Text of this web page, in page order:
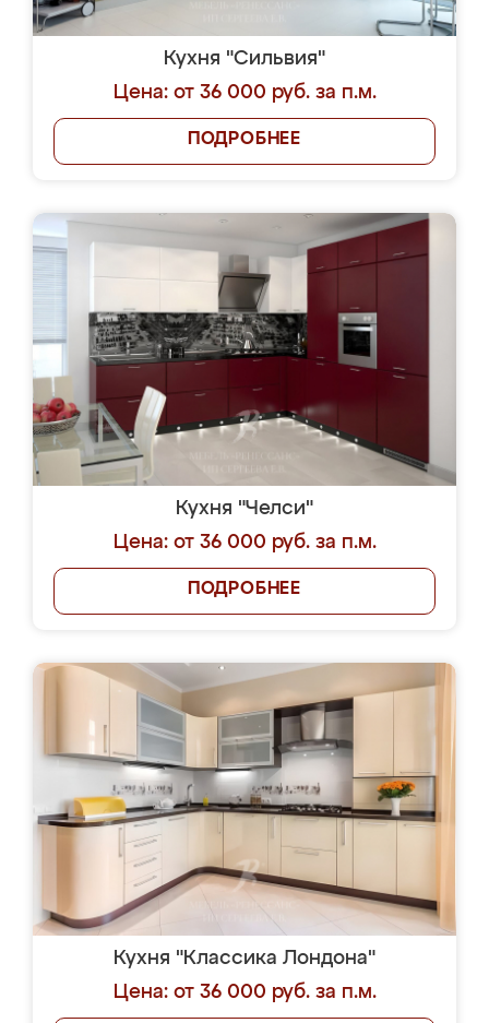
Кухня "Сильвия"
Цена: от 36 000 руб. за п.м.
ПОДРОБНЕЕ
Кухня "Челси"
Цена: от 36 000 руб. за п.м.
ПОДРОБНЕЕ
Кухня "Классика Лондона"
Цена: от 36 000 руб. за п.м.